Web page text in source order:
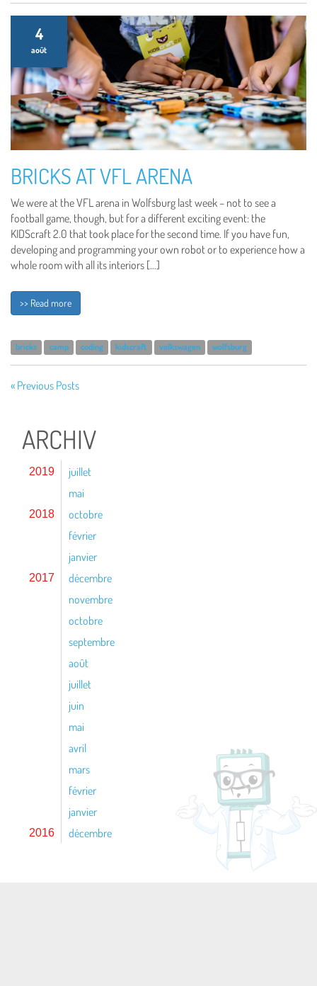
4
août
BRICKS AT VFL ARENA
We were at the VFL arena in Wolfsburg last week – not to see a
football game, though, but for a different exciting event: the
KIDScraft 2.0 that took place for the second time. If you have fun,
developing and programming your own robot or to experience how a
whole room with all its interiors […]
>> Read more
bricks camp coding kidscraft volkswagen wolfsburg
« Previous Posts
ARCHIV
2019
juillet
mai
2018
octobre
février
janvier
2017
décembre
novembre
octobre
septembre
août
juillet
juin
mai
avril
mars
février
janvier
2016 décembre